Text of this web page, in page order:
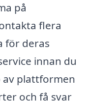
på
flera
för deras
innan du
av plattformen
och få svar